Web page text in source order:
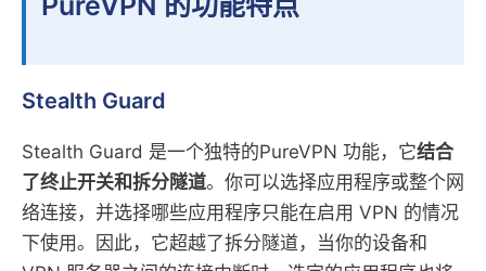
Stealth Guard
Stealth Guard 是一个独特的PureVPN 功能，它结合
了终止开关和拆分隧道。你可以选择应用程序或整个网
络连接，并选择哪些应用程序只能在启用 VPN 的情况
下使用。因此，它超越了拆分隧道，当你的设备和